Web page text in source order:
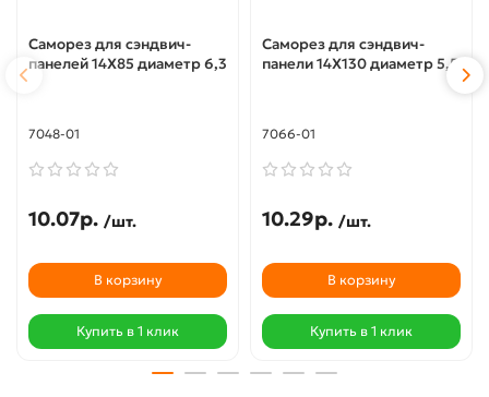
Саморез для сэндвич-
панелей 14X85 диаметр 6,3
7048-01
10.07р. /шт.
В корзину
Купить в 1 клик
Саморез для сэндвич-
панели 14X130 диаметр 5,5
7066-01
10.29р. /шт.
В корзину
Купить в 1 клик